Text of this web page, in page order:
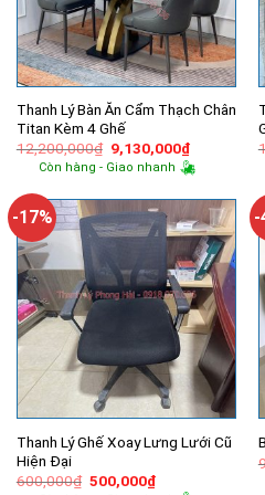
Thanh Lý Bàn Ăn Cẩm Thạch Chân
Titan Kèm 4 Ghế
12,200,000₫ Giá
gốc
là:
9,130,000₫Giá
hiện
tại
9,130,000₫.
Còn hàng - Giao nhanh
-17%
Thanh Lý Ghế Xoay Lưng Lưới Cũ
Hiện Đại
600,000₫ Giá
500,000₫Giá
-